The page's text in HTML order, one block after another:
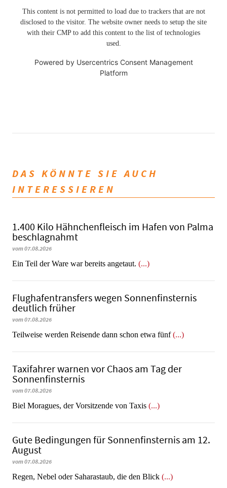
This content is not permitted to load due to trackers that are not
disclosed to the visitor. The website owner needs to setup the site
with their CMP to add this content to the list of technologies
used.
Powered by Usercentrics Consent Management
Platform
DAS KÖNNTE SIE AUCH
INTERESSIEREN
1.400 Kilo Hähnchenfleisch im Hafen von Palma
beschlagnahmt
vom 07.08.2026
​​​​​​​Ein Teil der Ware war bereits angetaut. (...)
Flughafentransfers wegen Sonnenfinsternis
deutlich früher
vom 07.08.2026
Teilweise werden Reisende dann schon etwa fünf(...)
Taxifahrer warnen vor Chaos am Tag der
Sonnenfinsternis
vom 07.08.2026
​​​​​​​Biel Moragues, der Vorsitzende von Taxis (...)
Gute Bedingungen für Sonnenfinsternis am 12.
August
vom 07.08.2026
Regen, Nebel oder Saharastaub, die den Blick (...)